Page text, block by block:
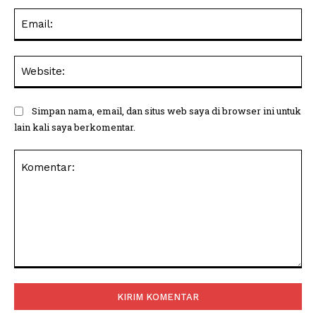
Simpan nama, email, dan situs web saya di browser ini untuk
lain kali saya berkomentar.